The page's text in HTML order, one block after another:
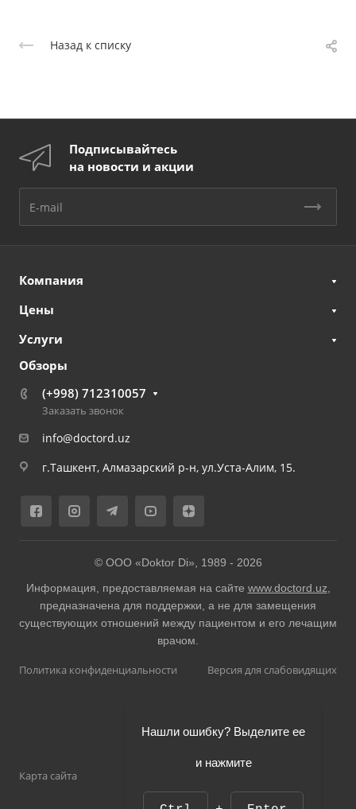
Назад к списку
Подписывайтесь
на новости и акции
Компания
Цены
Услуги
Обзоры
(+998) 712310057
Заказать звонок
info@doctord.uz
г.Ташкент, Алмазарский р-н, ул.Уста-Алим, 15.
© ООО «Doktor Di», 1989 - 2026
Информация, предоставляемая на сайте www.doctord.uz
предназначена для поддержки, а не для замещения
существующих отношений между пациентом и его лечащим
врачом.
Политика конфиденциальности Версия для слабовидящих
Карта сайта
Нашли ошибку? Выделите ее
и нажмите